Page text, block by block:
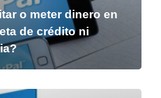
o meter dinero en
de crédito ni